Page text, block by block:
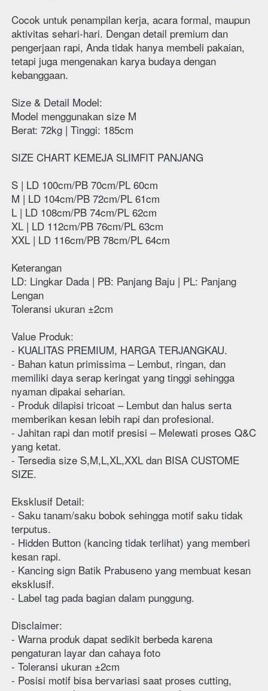
Cocok untuk penampilan kerja, acara formal, maupun
aktivitas sehari-hari. Dengan detail premium dan
pengerjaan rapi, Anda tidak hanya membeli pakaian,
tetapi juga mengenakan karya budaya dengan
kebanggaan.
Size & Detail Model:
Model menggunakan size M
Berat: 72kg | Tinggi: 185cm
SIZE CHART KEMEJA SLIMFIT PANJANG
S | LD 100cm/PB 70cm/PL 60cm
M | LD 104cm/PB 72cm/PL 61cm
L | LD 108cm/PB 74cm/PL 62cm
XL | LD 112cm/PB 76cm/PL 63cm
XXL | LD 116cm/PB 78cm/PL 64cm
Keterangan
LD: Lingkar Dada | PB: Panjang Baju | PL: Panjang
Lengan
Toleransi ukuran ±2cm
Value Produk:
- KUALITAS PREMIUM, HARGA TERJANGKAU.
- Bahan katun primissima – Lembut, ringan, dan
memiliki daya serap keringat yang tinggi sehingga
nyaman dipakai seharian.
- Produk dilapisi tricoat – Lembut dan halus serta
memberikan kesan lebih rapi dan profesional.
- Jahitan rapi dan motif presisi – Melewati proses Q&C
yang ketat.
- Tersedia size S,M,L,XL,XXL dan BISA CUSTOME
SIZE.
Eksklusif Detail:
- Saku tanam/saku bobok sehingga motif saku tidak
terputus.
- Hidden Button (kancing tidak terlihat) yang memberi
kesan rapi.
- Kancing sign Batik Prabuseno yang membuat kesan
eksklusif.
- Label tag pada bagian dalam punggung.
Disclaimer:
- Warna produk dapat sedikit berbeda karena
pengaturan layar dan cahaya foto
- Toleransi ukuran ±2cm
- Posisi motif bisa bervariasi saat proses cutting,